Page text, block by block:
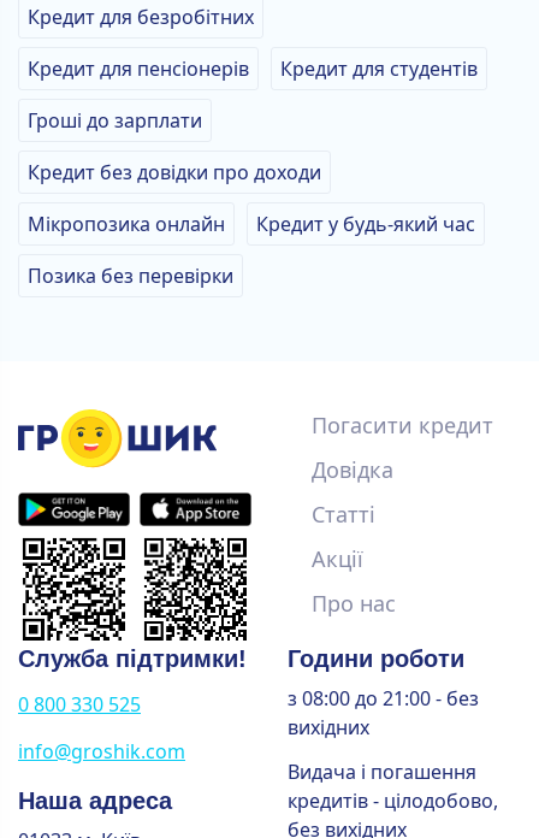
Кредит для безробітних
Кредит для пенсіонерів
Кредит для студентів
Гроші до зарплати
Кредит без довідки про доходи
Мікропозика онлайн
Кредит у будь-який час
Позика без перевірки
Погасити кредит
Довідка
Статті
Акції
Про нас
Служба підтримки!
0 800 330 525
info@groshik.com
Наша адреса
Години роботи
з 08:00 до 21:00 - без
вихідних
Видача і погашення
кредитів - цілодобово,
без вихідних